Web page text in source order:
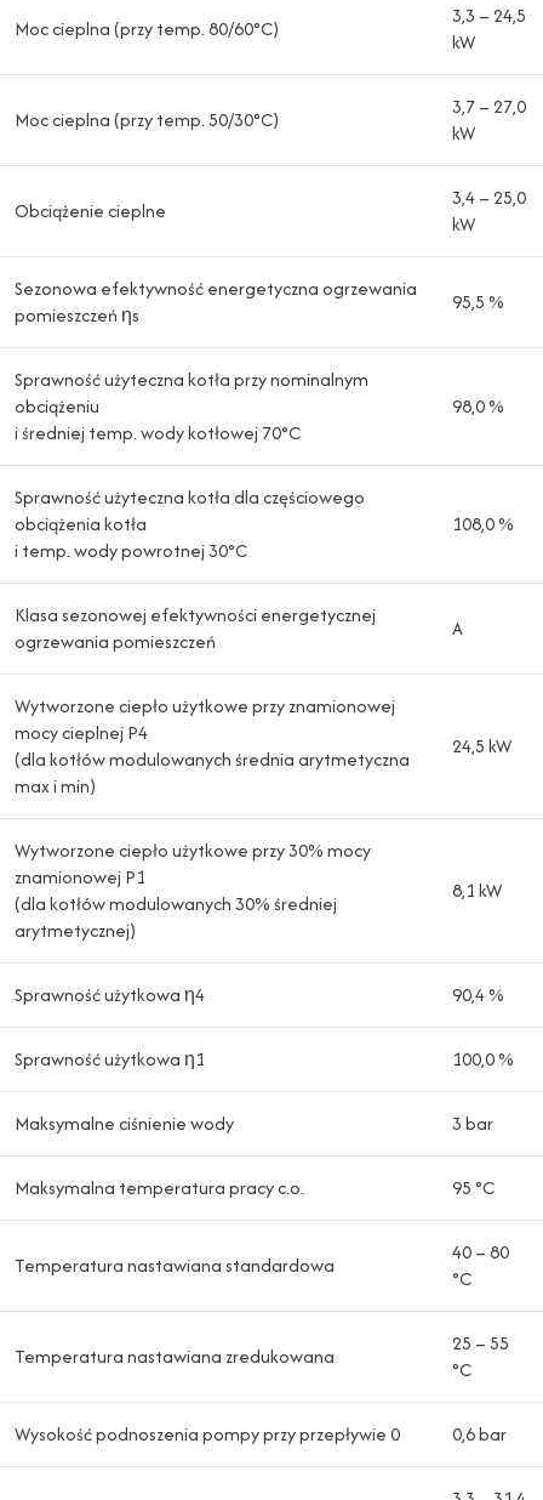
Moc cieplna (przy temp. 80/60°C)
3,3 – 24,5
kW
Moc cieplna (przy temp. 50/30°C)
3,7 – 27,0
kW
Obciążenie cieplne
3,4 – 25,0
kW
Sezonowa efektywność energetyczna ogrzewania
pomieszczeń ηs
95,5 %
Sprawność użyteczna kotła przy nominalnym
obciążeniu
i średniej temp. wody kotłowej 70°C
98,0 %
Sprawność użyteczna kotła dla częściowego
obciążenia kotła
i temp. wody powrotnej 30°C
108,0 %
Klasa sezonowej efektywności energetycznej
ogrzewania pomieszczeń
A
Wytworzone ciepło użytkowe przy znamionowej
mocy cieplnej P4
(dla kotłów modulowanych średnia arytmetyczna
max i min)
24,5 kW
Wytworzone ciepło użytkowe przy 30% mocy
znamionowej P1
(dla kotłów modulowanych 30% średniej
arytmetycznej)
8,1 kW
Sprawność użytkowa η4 90,4 %
Sprawność użytkowa η1 100,0 %
Maksymalne ciśnienie wody 3 bar
Maksymalna temperatura pracy c.o. 95 °C
Temperatura nastawiana standardowa
40 – 80
°C
Temperatura nastawiana zredukowana
25 – 55
°C
Wysokość podnoszenia pompy przy przepływie 0 0,6 bar